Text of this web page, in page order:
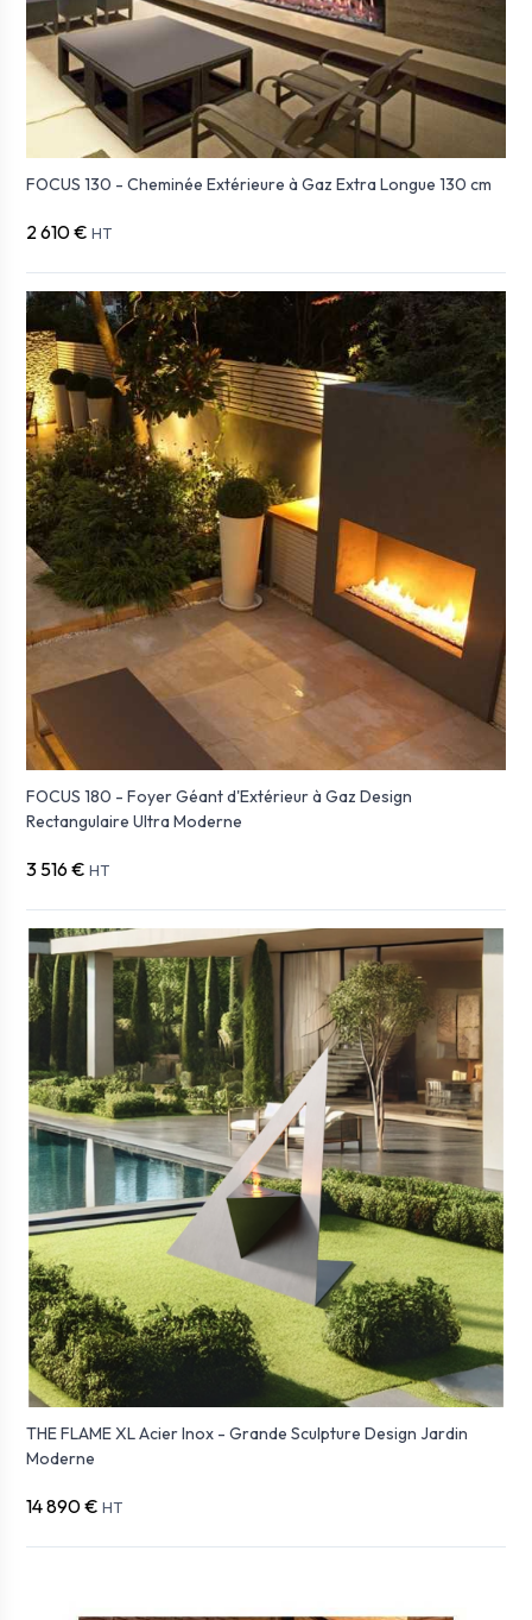
FOCUS 130 - Cheminée Extérieure à Gaz Extra Longue 130 cm
2 610 € HT
FOCUS 180 - Foyer Géant d'Extérieur à Gaz Design
Rectangulaire Ultra Moderne
3 516 € HT
THE FLAME XL Acier Inox - Grande Sculpture Design Jardin
Moderne
14 890 € HT